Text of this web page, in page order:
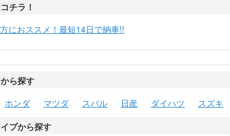
チラ！
におススメ！最短14日で納車!!
ら探す
ホンダ マツダ スバル 日産 ダイハツ スズキ
プから探す